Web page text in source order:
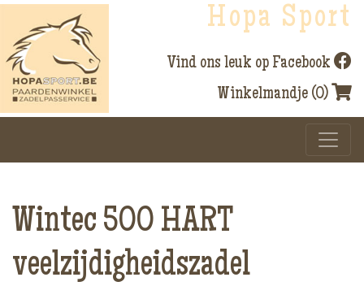
Hopa Sport
Vind ons leuk op Facebook
Winkelmandje (0)
Wintec 500 HART
veelzijdigheidszadel